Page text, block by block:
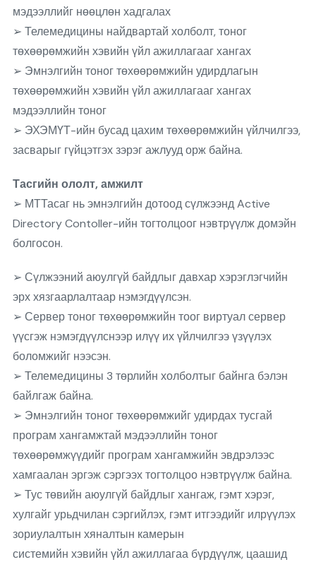
мэдээллийг нөөцлөн хадгалах
➢ Телемедицины найдвартай холболт, тоног
төхөөрөмжийн хэвийн үйл ажиллагааг хангах
➢ Эмнэлгийн тоног төхөөрөмжийн удирдлагын
төхөөрөмжийн хэвийн үйл ажиллагааг хангах
мэдээллийн тоног
➢ ЭХЭМҮТ-ийн бусад цахим төхөөрөмжийн үйлчилгээ,
засварыг гүйцэтгэх зэрэг ажлууд орж байна.
Тасгийн ололт, амжилт
➢ МТТасаг нь эмнэлгийн дотоод сүлжээнд Active
Directory Contoller-ийн тогтолцоог нэвтрүүлж домэйн
болгосон.
➢ Сүлжээний аюулгүй байдлыг давхар хэрэглэгчийн
эрх хязгаарлалтаар нэмэгдүүлсэн.
➢ Сервер тоног төхөөрөмжийн тоог виртуал сервер
үүсгэж нэмэгдүүлснээр илүү их үйлчилгээ үзүүлэх
боломжийг нээсэн.
➢ Телемедицины 3 төрлийн холболтыг байнга бэлэн
байлгаж байна.
➢ Эмнэлгийн тоног төхөөрөмжийг удирдах тусгай
програм хангамжтай мэдээллийн тоног
төхөөрөмжүүдийг програм хангамжийн эвдрэлээс
хамгаалан эргэж сэргээх тогтолцоо нэвтрүүлж байна.
➢ Тус төвийн аюулгүй байдлыг хангаж, гэмт хэрэг,
хулгайг урьдчилан сэргийлэх, гэмт итгээдийг илрүүлэх
зориулалтын хяналтын камерын
системийн хэвийн үйл ажиллагаа бүрдүүлж, цаашид